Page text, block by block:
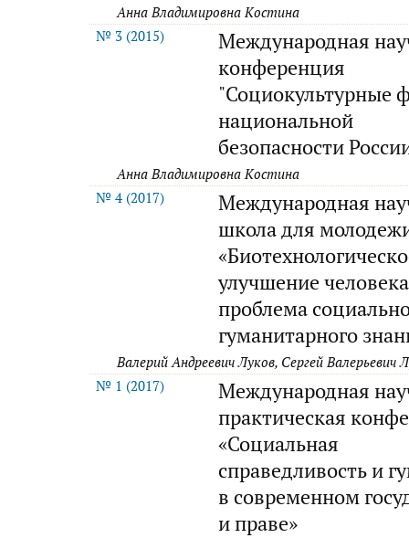
Анна Владимировна Костина
№ 3 (2015)
Международная
конференция
"Социокультурные
национальной
безопасности
Анна Владимировна Костина
№ 4 (2017)
Международная
школа для
улучшение
проблема
гуманитарного
Валерий Андреевич Луков, Сергей Валерьевич
№ 1 (2017)
Международная
практическая
«Социальная
справедливость и
в современном
и праве»